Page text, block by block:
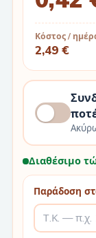
Κόστος /
2,49 €
Διαθέσιμο
Παράδοση